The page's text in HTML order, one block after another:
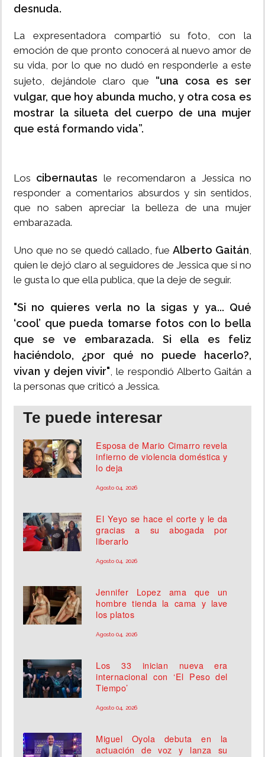
desnuda.
La expresentadora compartió su foto, con la
emoción de que pronto conocerá al nuevo amor de
su vida, por lo que no dudó en responderle a este
sujeto, dejándole claro que “una cosa es ser
vulgar, que hoy abunda mucho, y otra cosa es
mostrar la silueta del cuerpo de una mujer
que está formando vida”.
Los cibernautas le recomendaron a Jessica no
responder a comentarios absurdos y sin sentidos,
que no saben apreciar la belleza de una mujer
embarazada.
Uno que no se quedó callado, fueAlberto Gaitán,
quien le dejó claro al seguidores de Jessica que si no
le gusta lo que ella publica, que la deje de seguir.
"Si no quieres verla no la sigas y ya... Qué
‘cool’ que pueda tomarse fotos con lo bella
que se ve embarazada. Si ella es feliz
haciéndolo, ¿por qué no puede hacerlo?,
vivan y dejen vivir", le respondió Alberto Gaitán a
la personas que criticó a Jessica.
Te puede interesar
Esposa de Mario Cimarro revela
infierno de violencia doméstica y
lo deja
Agosto 04, 2026
El Yeyo se hace el corte y le da
gracias a su abogada por
liberarlo
Agosto 04, 2026
Jennifer Lopez ama que un
hombre tienda la cama y lave
los platos
Agosto 04, 2026
Los 33 inician nueva era
internacional con ‘El Peso del
Tiempo’
Agosto 04, 2026
Miguel Oyola debuta en la
actuación de voz y lanza su